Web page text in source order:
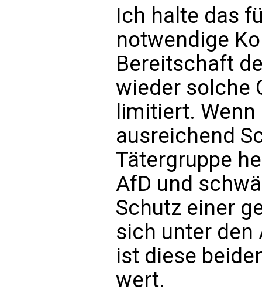
Ich halte das
notwendige
Bereitschaft
wieder solche
limitiert.
ausreichend
Tätergruppe
AfD und
Schutz einer
sich unter den
ist diese
wert.